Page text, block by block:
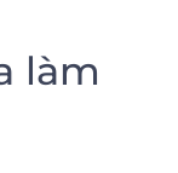
làm